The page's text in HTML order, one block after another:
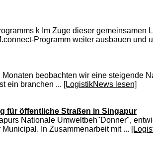
k Im Zuge dieser
Programm weiter ausbauen und
beobachten wir eine steigende
ein branchen ... [LogistikNews lesen]
für öffentliche Straßen in Singapur
Nationale Umweltbeh"Donner",
In Zusammenarbeit mit ...